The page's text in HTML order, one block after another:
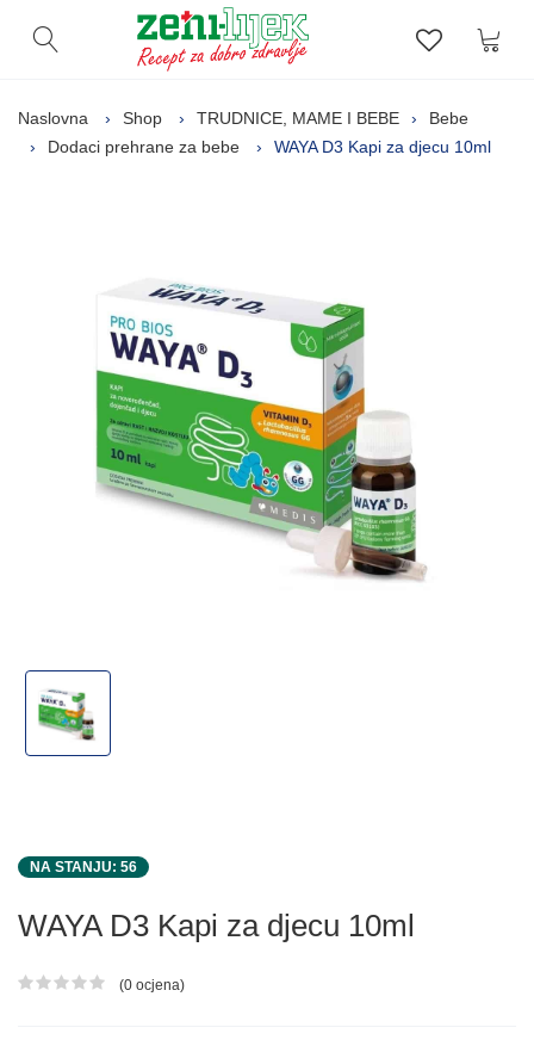
Otvori pretragu Lista
Naslovna Shop TRUDNICE, MAME I BEBE
Bebe
Dodaci prehrane za bebe
WAYA D3 Kapi za djecu 10ml
NA STANJU: 56
WAYA D3 Kapi za djecu 10ml
Ocjena proizvoda
(0 ocjena)